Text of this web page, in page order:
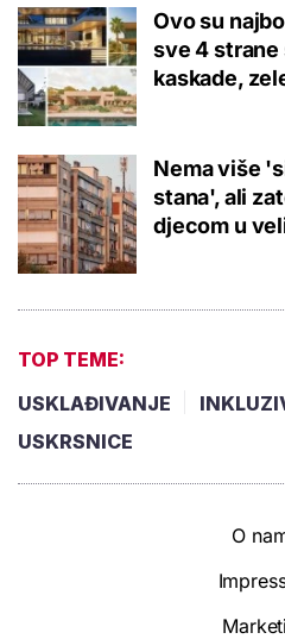
Ovo su
sve 4 strane
kaskade,
Nema više
stana', ali
djecom u
TOP TEME:
USKLAĐIVANJE
USKRSNICE
O